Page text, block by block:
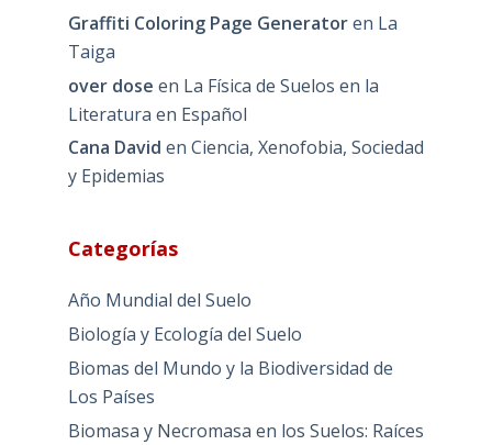
Graffiti Coloring Page Generatoren La
Taiga
over dose en La Física de Suelos en la
Literatura en Español
Cana David en Ciencia, Xenofobia, Sociedad
y Epidemias
Categorías
Año Mundial del Suelo
Biología y Ecología del Suelo
Biomas del Mundo y la Biodiversidad de
Los Países
Biomasa y Necromasa en los Suelos: Raíces